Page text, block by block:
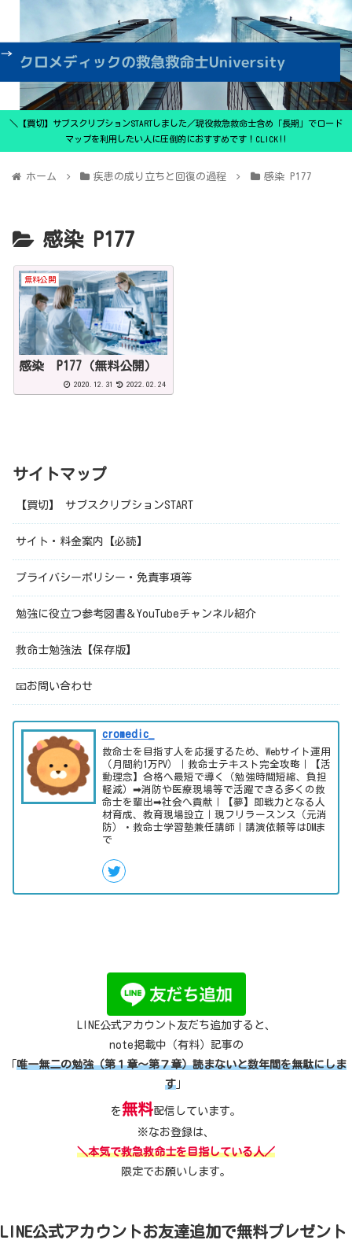
＼【買切】サブスクリプションSTARTしました／現役救急救命士含め「長期」でロード
マップを利用したい人に圧倒的におすすめです！CLICK‼
ホーム 疾患の成り立ちと回復の過程 感染 P177
感染 P177
無料公開
感染 P177（無料公開）
2020.12.31 2022.02.24
サイトマップ
【買切】 サブスクリプションSTART
サイト・料金案内【必読】
プライバシーポリシー・免責事項等
勉強に役立つ参考図書＆YouTubeチャンネル紹介
救命士勉強法【保存版】
📧お問い合わせ
cromedic_
救命士を目指す人を応援するため、Webサイト運用
（月間約1万PV）｜救命士テキスト完全攻略｜【活
動理念】合格へ最短で導く（勉強時間短縮、負担
軽減）➡消防や医療現場等で活躍できる多くの救
命士を輩出➡社会へ貢献｜【夢】即戦力となる人
材育成、教育現場設立｜現フリラースンス（元消
防）・救命士学習塾兼任講師｜講演依頼等はDMま
で
LINE公式アカウント友だち追加すると、
note掲載中（有料）記事の
唯一無二の勉強（第１章～第７章）読まないと数年間を無駄にしま
す
を無料配信しています。
※なお登録は、
＼本気で救急救命士を目指している人／
限定でお願いします。
LINE公式アカウントお友達追加で無料プレゼント